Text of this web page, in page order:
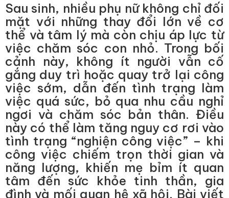
Sau sinh, nhiều phụ nữ không chỉ đối
mặt với những thay đổi lớn về cơ
thể và tâm lý mà còn chịu áp lực từ
việc chăm sóc con nhỏ. Trong bối
cảnh này, không ít người vẫn cố
gắng duy trì hoặc quay trở lại công
việc sớm, dẫn đến tình trạng làm
việc quá sức, bỏ qua nhu cầu nghỉ
ngơi và chăm sóc bản thân. Điều
này có thể làm tăng nguy cơ rơi vào
tình trạng “nghiện công việc” – khi
công việc chiếm trọn thời gian và
năng lượng, khiến mẹ bỉm ít quan
tâm đến sức khỏe tinh thần, gia
đình và mối quan hệ xã hội. Bài viết